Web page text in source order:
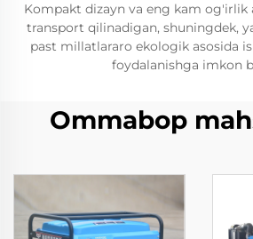
Kompakt dizayn va eng kam og'irlik
transport qilinadigan, shuningdek,
past millatlararo ekologik asosida
foydalanishga imkon
Ommabop